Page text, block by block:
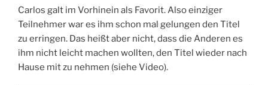
Carlos galt im Vorhinein als Favorit. Also einziger
Teilnehmer war es ihm schon mal gelungen den Titel
zu erringen. Das heißt aber nicht, dass die Anderen es
ihm nicht leicht machen wollten, den Titel wieder nach
Hause mit zu nehmen (siehe Video).